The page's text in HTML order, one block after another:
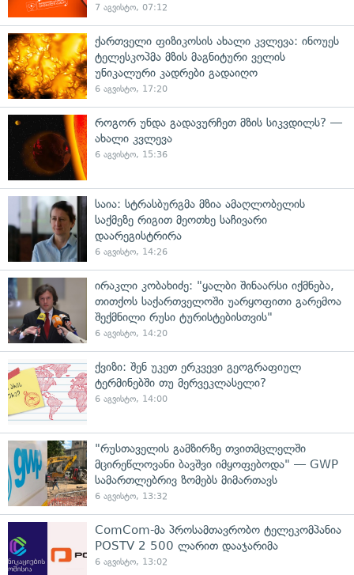
7 აგვისტო, 07:12
ქართველი ფიზიკოსის ახალი კვლევა: ინოუეს
ტელესკოპმა მზის მაგნიტური ველის
უნიკალური კადრები გადაიღო
6 აგვისტო, 17:20
როგორ უნდა გადავურჩეთ მზის სიკვდილს? —
ახალი კვლევა
6 აგვისტო, 15:36
საია: სტრასბურგმა მზია ამაღლობელის
საქმეზე რიგით მეოთხე საჩივარი
დაარეგისტრირა
6 აგვისტო, 14:26
ირაკლი კობახიძე: "ყალბი შინაარსი იქმნება,
თითქოს საქართველოში უარყოფითი გარემოა
შექმნილი რუსი ტურისტებისთვის"
6 აგვისტო, 14:20
ქვიზი: შენ უკეთ ერკვევი გეოგრაფიულ
ტერმინებში თუ მერვეკლასელი?
6 აგვისტო, 14:00
"რუსთაველის გამზირზე თვითმცლელში
მცირეწლოვანი ბავშვი იმყოფებოდა" — GWP
სამართლებრივ ზომებს მიმართავს
6 აგვისტო, 13:32
ComCom-მა პროსამთავრობო ტელეკომპანია
POSTV 2 500 ლარით დააჯარიმა
6 აგვისტო, 13:02